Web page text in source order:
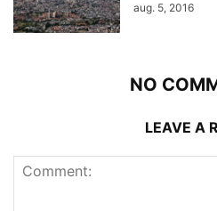
aug. 5, 2016
NO
LEAVE A